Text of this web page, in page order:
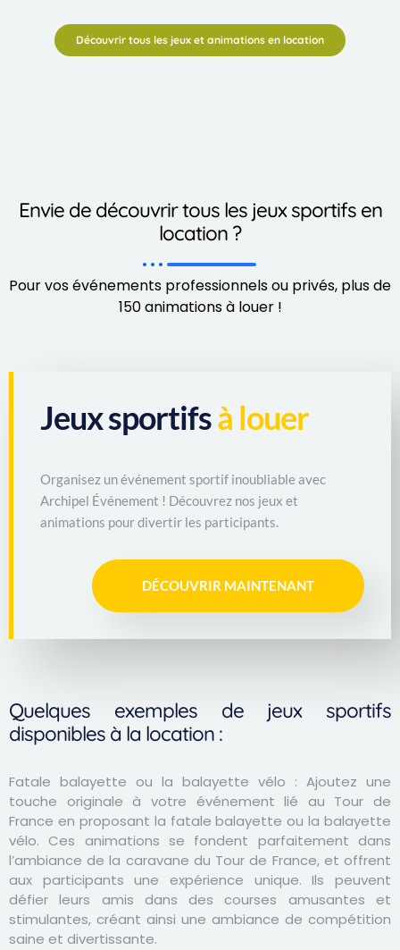
Découvrir tous les jeux et animations en location
Envie de découvrir tous les jeux sportifs en
location ?
Pour vos événements professionnels ou privés, plus de
150 animations à louer !
Jeux sportifsà louer
Organisez un événement sportif inoubliable avec
Archipel Événement ! Découvrez nos jeux et
animations pour divertir les participants.
DÉCOUVRIR MAINTENANT
Quelques exemples de jeux sportifs
disponibles à la location :
Fatale balayette ou la balayette vélo : Ajoutez une
touche originale à votre événement lié au Tour de
France en proposant la fatale balayette ou la balayette
vélo. Ces animations se fondent parfaitement dans
l’ambiance de la caravane du Tour de France, et offrent
aux participants une expérience unique. Ils peuvent
défier leurs amis dans des courses amusantes et
stimulantes, créant ainsi une ambiance de compétition
saine et divertissante.